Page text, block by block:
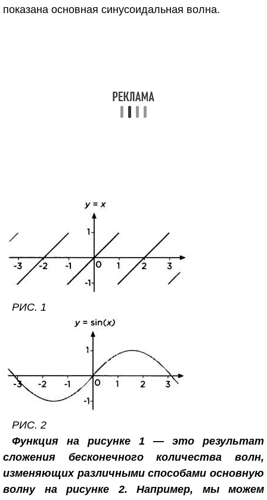
показана основная синусоидальная волна.
РИС. 1
РИС. 2
Функция на рисунке 1 — это результат
сложения бесконечного количества волн,
изменяющих различными способами основную
волну на рисунке 2. Например, мы можем